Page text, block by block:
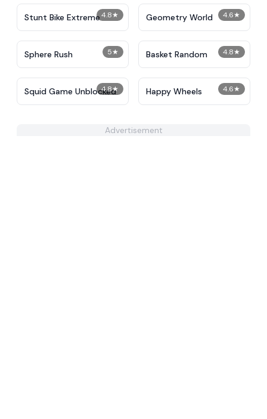
4.8★
Stunt Bike Extreme 4.6★
Geometry World
5★
Sphere Rush 4.8★
Basket Random
4.8★
Squid Game Unblocked 4.6★
Happy Wheels
Advertisement